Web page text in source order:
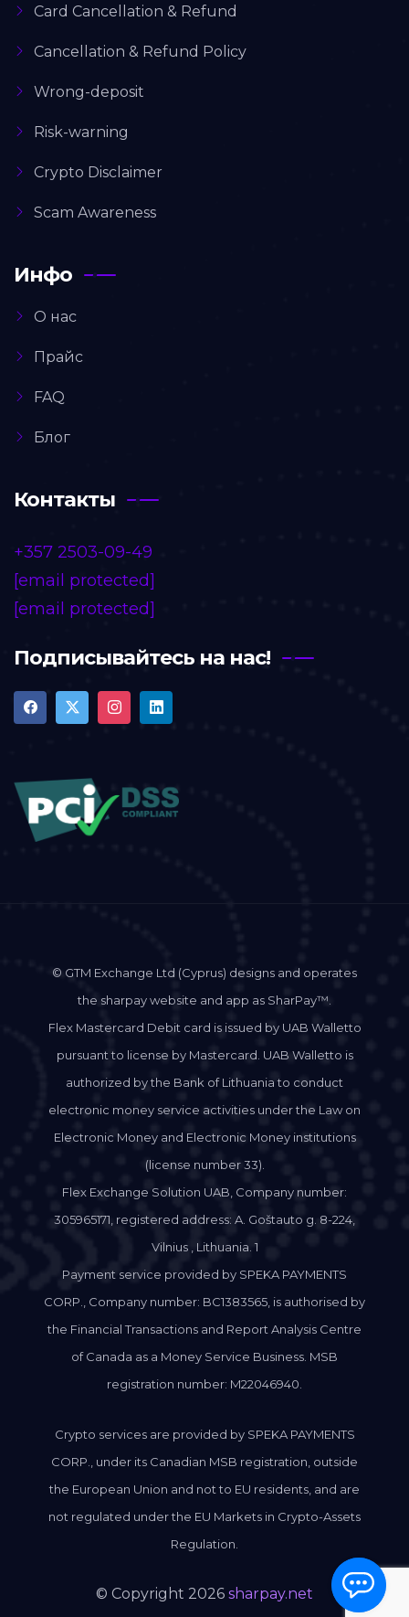
Card Cancellation & Refund
Cancellation & Refund Policy
Wrong-deposit
Risk-warning
Crypto Disclaimer
Scam Awareness
Инфо
О нас
Прайс
FAQ
Блог
Контакты
+357 2503-09-49
[email protected]
[email protected]
Подписывайтесь на нас!
© GTM Exchange Ltd (Cyprus) designs and operates
the sharpay website and app as SharPay™.
Flex Mastercard Debit card is issued by UAB Walletto
pursuant to license by Mastercard. UAB Walletto is
authorized by the Bank of Lithuania to conduct
electronic money service activities under the Law on
Electronic Money and Electronic Money institutions
(license number 33).
Flex Exchange Solution UAB, Company number:
305965171, registered address: A. Goštauto g. 8-224,
Vilnius , Lithuania. 1
Payment service provided by SPEKA PAYMENTS
CORP., Company number: BC1383565, is authorised by
the Financial Transactions and Report Analysis Centre
of Canada as a Money Service Business. MSB
registration number: M22046940.
Crypto services are provided by SPEKA PAYMENTS
CORP., under its Canadian MSB registration, outside
the European Union and not to EU residents, and are
not regulated under the EU Markets in Crypto-Assets
Regulation.
© Copyright 2026 sharpay.net